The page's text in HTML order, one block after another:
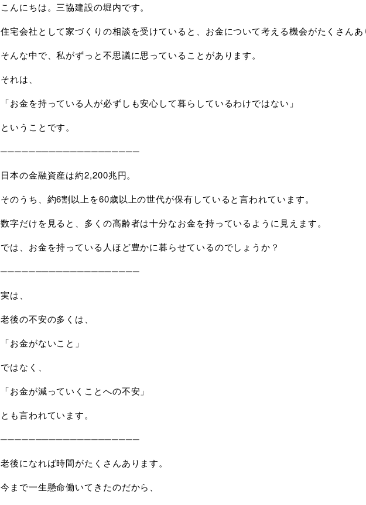
こんにちは。三協建設の堀内です。
住宅会社として家づくりの相談を受けていると、お金について考える機会がたくさん
そんな中で、私がずっと不思議に思っていることがあります。
それは、
「お金を持っている人が必ずしも安心して暮らしているわけではない」
ということです。
────────────────────
日本の金融資産は約2,200兆円。
そのうち、約6割以上を60歳以上の世代が保有していると言われています。
数字だけを見ると、多くの高齢者は十分なお金を持っているように見えます。
では、お金を持っている人ほど豊かに暮らせているのでしょうか？
────────────────────
実は、
老後の不安の多くは、
「お金がないこと」
ではなく、
「お金が減っていくことへの不安」
とも言われています。
────────────────────
老後になれば時間がたくさんあります。
今まで一生懸命働いてきたのだから、